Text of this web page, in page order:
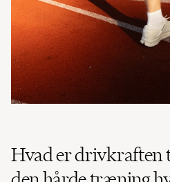
Hvad er drivkraften